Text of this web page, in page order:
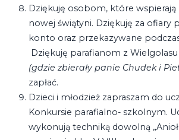
Dziękuję osobom, które wspierają
nowej świątyni. Dziękuję za ofiary
konto oraz przekazywane
Dziękuję parafianom z
(gdzie zbierały panie Chudek i
zapłać.
Dzieci i młodzież zapraszam do
Konkursie parafialno- szkolnym.
wykonują techniką dowolną